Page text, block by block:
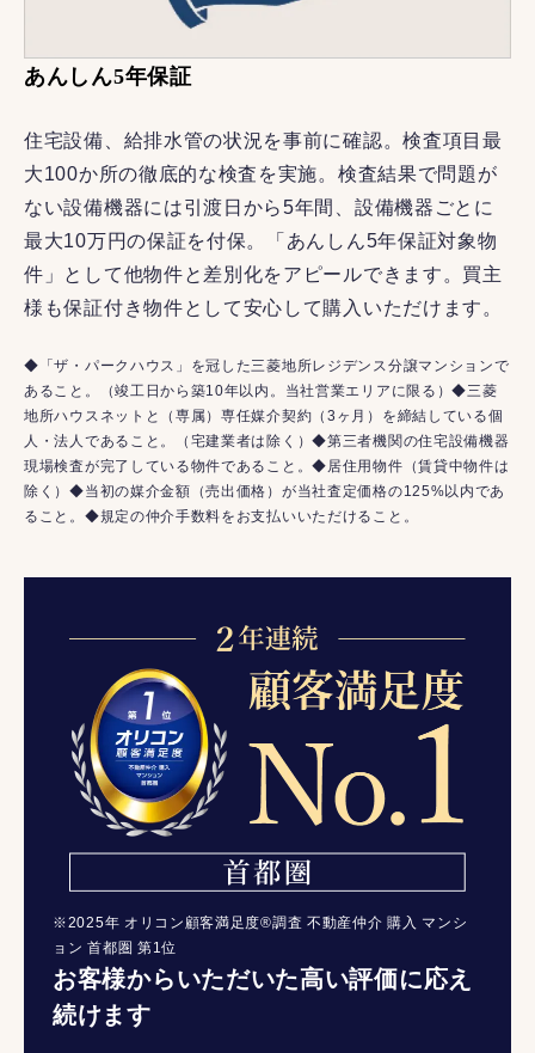
あんしん5年保証
住宅設備、給排水管の状況を事前に確認。検査項目最
大100か所の徹底的な検査を実施。検査結果で問題が
ない設備機器には引渡日から5年間、設備機器ごとに
最大10万円の保証を付保。「あんしん5年保証対象物
件」として他物件と差別化をアピールできます。買主
様も保証付き物件として安心して購入いただけます。
◆「ザ・パークハウス」を冠した三菱地所レジデンス分譲マンションで
あること。（竣工日から築10年以内。当社営業エリアに限る）◆三菱
地所ハウスネットと（専属）専任媒介契約（3ヶ月）を締結している個
人・法人であること。（宅建業者は除く）◆第三者機関の住宅設備機器
現場検査が完了している物件であること。◆居住用物件（賃貸中物件は
除く）◆当初の媒介金額（売出価格）が当社査定価格の125%以内であ
ること。◆規定の仲介手数料をお支払いいただけること。
お客様からいただいた高い評価に応え
続けます
※2025年 オリコン顧客満足度®調査 不動産仲介 購入 マンシ
ョン 首都圏 第1位